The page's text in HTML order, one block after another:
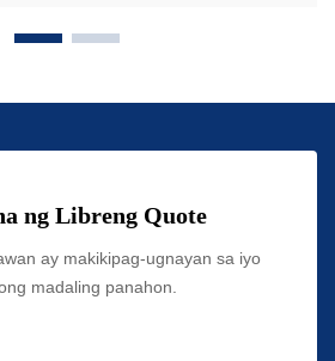
ng Libreng Quote
ay makikipag-ugnayan sa iyo
madaling panahon.